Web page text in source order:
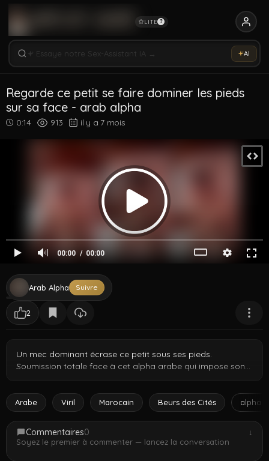
LITE ?
Rechercher vidéos, modèles, tags...
Essaye notre Sex-Assistant IA →
AI
Regarde ce petit se faire dominer les pieds
sur sa face - arab alpha
0:14 913 il y a 7 mois
00:00 00:00
Arab Alpha Suivre
2
Un mec dominant écrase ce petit sous ses pieds.
Soumission totale face à cet alpha arabe qui impose son
Arabe Viril Marocain Beurs des Cités alpha
Commentaires0
Soyez le premier à commenter — lancez la conversation
↓